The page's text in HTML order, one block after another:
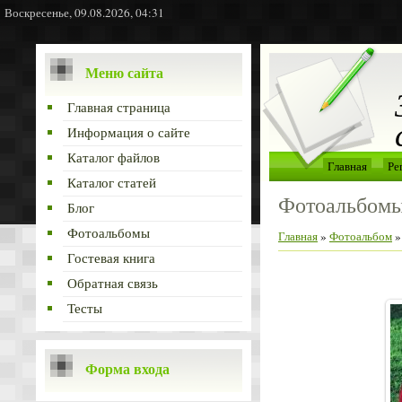
Воскресенье, 09.08.2026, 04:31
Меню сайта
Главная страница
Информация о сайте
Каталог файлов
Каталог статей
Блог
Фотоальбомы
Гостевая книга
Обратная связь
Тесты
Форма входа
Главная
Главная» Фотоальбом